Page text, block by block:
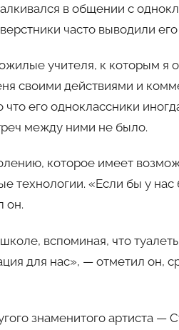
в общении с
часто выводили его
учителя, к которым я
своими действиями и
его одноклассники
между ними не было.
которое имеет
технологии. «Если бы у нас
он.
вспоминая, что
для нас», — отметил он,
знаменитого артиста —